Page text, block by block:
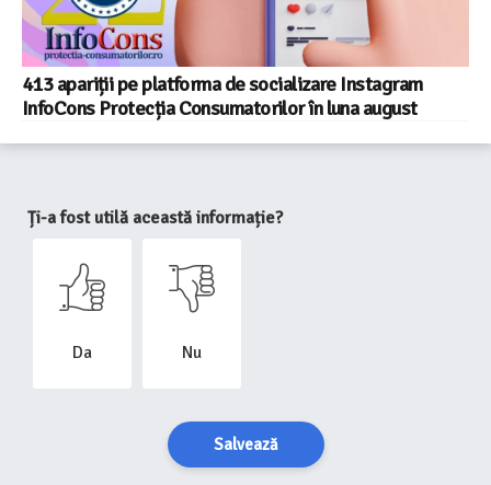
413 apariții pe platforma de socializare Instagram
InfoCons Protecția Consumatorilor în luna august
Ți-a fost utilă această informație?
Da Nu
Salvează